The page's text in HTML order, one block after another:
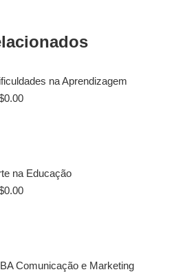
na Aprendizagem
0.00
na Educação
0.00
Comunicação e Marketing